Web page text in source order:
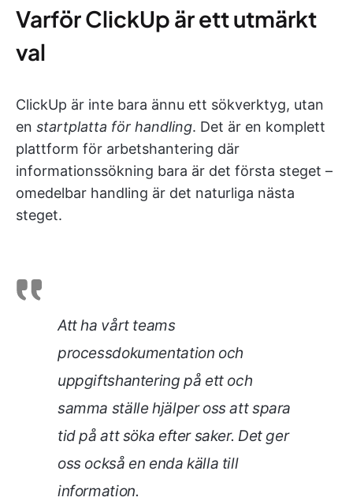
Varför ClickUp är ett utmärkt
val
ClickUp är inte bara ännu ett sökverktyg, utan
en startplatta för handling. Det är en komplett
plattform för arbetshantering där
informationssökning bara är det första steget –
omedelbar handling är det naturliga nästa
steget.
Att ha vårt teams
processdokumentation och
uppgiftshantering på ett och
samma ställe hjälper oss att spara
tid på att söka efter saker. Det ger
oss också en enda källa till
information.